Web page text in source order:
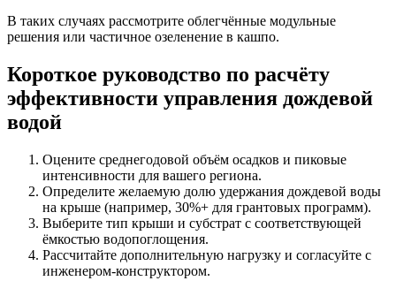
В таких случаях рассмотрите облегчённые модульные
решения или частичное озеленение в кашпо.
Короткое руководство по расчёту
эффективности управления дождевой
водой
Оцените среднегодовой объём осадков и пиковые
интенсивности для вашего региона.
Определите желаемую долю удержания дождевой воды
на крыше (например, 30%+ для грантовых программ).
Выберите тип крыши и субстрат с соответствующей
ёмкостью водопоглощения.
Рассчитайте дополнительную нагрузку и согласуйте с
инженером-конструктором.